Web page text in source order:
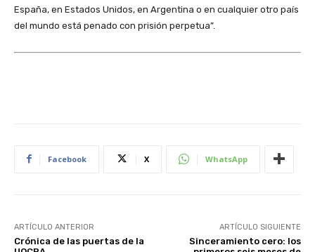
España, en Estados Unidos, en Argentina o en cualquier otro país
del mundo está penado con prisión perpetua”.
Facebook X WhatsApp
ARTÍCULO ANTERIOR
Crónica de las puertas de la
ARTÍCULO SIGUIENTE
Sinceramiento cero: los